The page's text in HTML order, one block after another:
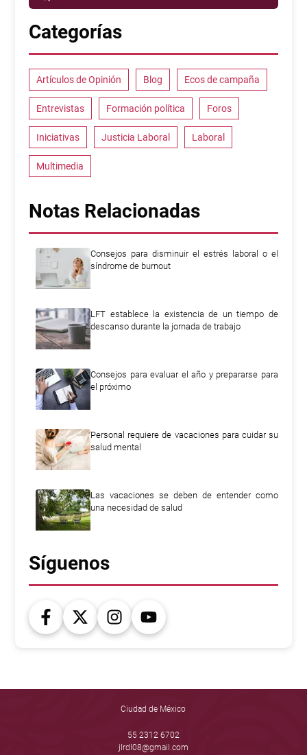
Categorías
Artículos de Opinión Blog Ecos de campaña
Entrevistas Formación política Foros
Iniciativas Justicia Laboral Laboral
Multimedia
Notas Relacionadas
Consejos para disminuir el estrés laboral o el
síndrome de burnout
LFT establece la existencia de un tiempo de
descanso durante la jornada de trabajo
Consejos para evaluar el año y prepararse para
el próximo
Personal requiere de vacaciones para cuidar su
salud mental
Las vacaciones se deben de entender como
una necesidad de salud
Síguenos
Ciudad de México
55 2312 6702
jlrdl08@gmail.com